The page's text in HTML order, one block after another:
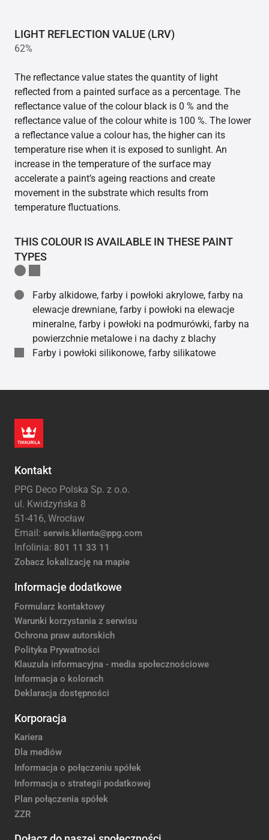
LIGHT REFLECTION VALUE (LRV)
62%
The reflectance value states the quantity of light
reflected from a painted surface as a percentage. The
reflectance value of the colour black is 0 % and the
reflectance value of the colour white is 100 %. The lower
a reflectance value a colour has, the higher can its
temperature rise when it is exposed to sunlight. An
increase in the temperature of the surface may
accelerate a paint’s ageing reactions and create
movement in the substrate which results from
temperature fluctuations.
THIS COLOUR IS AVAILABLE IN THESE PAINT
TYPES
Farby alkidowe, farby i powłoki akrylowe, farby na
elewacje drewniane, farby i powłoki na elewacje
mineralne, farby i powłoki na podmurówki, farby na
powierzchnie metalowe i na dachy z blachy
Farby i powłoki silikonowe, farby silikatowe
Kontakt
PPG Deco Polska Sp. z o.o.
ul. Kwidzyńska 8
51-416, Wrocław
Email: serwis.klienta@ppg.com
Infolinia: 801 11 33 11
Zobacz lokalizację na mapie
Informacje dodatkowe
Formularz kontaktowy
Warunki korzystania z serwisu
Ochrona praw autorskich
Polityka Prywatności
Klauzula informacyjna - media społecznościowe
Informacja o kolorach
Deklaracja dostępności
Korporacja
Kariera
Dla mediów
Informacja o połączeniu spółek
Informacja o strategii podatkowej
Plan połączenia spółek
ZZR